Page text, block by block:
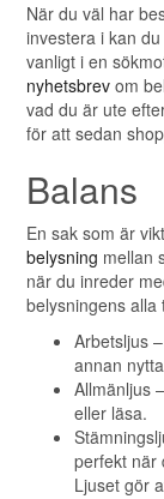
När du väl har
investera i kan
vanligt i en
nyhetsbrev om
vad du är ute
för att sedan
Balans
En sak som är
belysning mellan
när du inreder
belysningens alla
Arbetsljus
annan
Allmänljus
eller läsa.
perfekt när
Ljuset gör